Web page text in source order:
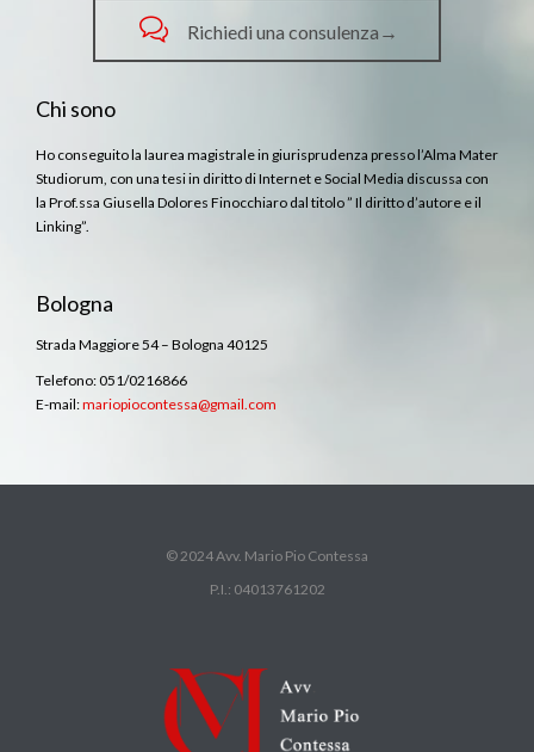
 Richiedi una consulenza→
Chi sono
Ho conseguito la laurea magistrale in giurisprudenza presso l’Alma Mater
Studiorum, con una tesi in diritto di Internet e Social Media discussa con
la Prof.ssa Giusella Dolores Finocchiaro dal titolo ” Il diritto d’autore e il
Linking”.
Bologna
Strada Maggiore 54 – Bologna 40125
Telefono: 051/0216866
E-mail:mariopiocontessa@gmail.com
© 2024 Avv. Mario Pio Contessa
P.I.: 04013761202